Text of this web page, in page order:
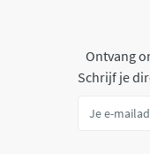
Ontvang
Schrijf je